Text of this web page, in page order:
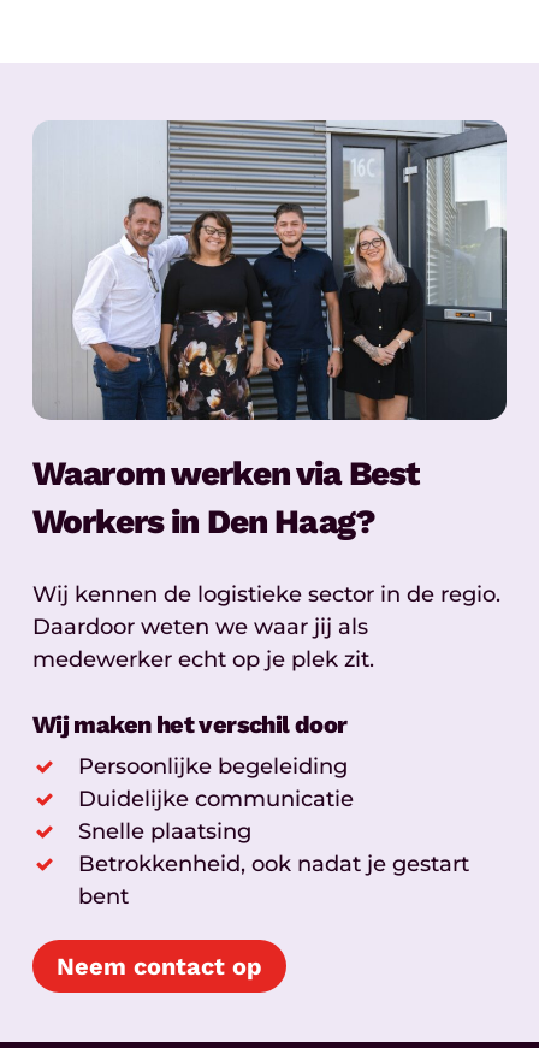
Waarom werken via Best
Workers in Den Haag?
Wij kennen de logistieke sector in de regio.
Daardoor weten we waar jij als
medewerker echt op je plek zit.
Wij maken het verschil door
Persoonlijke begeleiding
Duidelijke communicatie
Snelle plaatsing
Betrokkenheid, ook nadat je gestart
bent
Neem contact op